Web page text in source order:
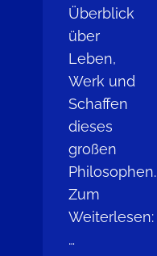
Überblick
über
Leben,
Werk und
Schaffen
dieses
großen
Philosophen.
Zum
Weiterlesen:
…